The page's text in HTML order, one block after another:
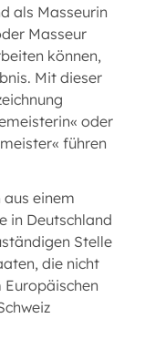
als Masseurin
Masseur
können,
Mit dieser
oder
führen
einem
in Deutschland
Stelle
die nicht
Europäischen